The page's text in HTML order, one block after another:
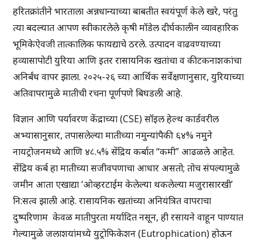
हरितक्रांतीने भारताला अन्नधान्याच्या बाबतीत स्वयंपूर्ण केले खरे, परंतु
त्या बदल्यात आपण स्वीकारलेले कृषी मॉडेल दीर्घकालीन व्यावहारिक
भूमिकेऐवजी तात्कालिक फायद्याचे ठरले. उत्पादन वाढवण्याच्या
हव्यासापोटी युरिया आणि इतर रासायनिक खतांचा व कीटकनाशकांचा
अनिर्बंध वापर झाला. २०२५-२६ च्या आर्थिक सर्वेक्षणानुसार, युरियाच्या
अतिवापरामुळे मातीची रचना पूर्णपणे बिघडली आहे.
विज्ञान आणि पर्यावरण केंद्राच्या (CSE) सॉइल हेल्थ कार्डवरील
अभ्यासानुसार, तपासलेल्या मातीच्या नमुन्यांपैकी ६४% नमुने
नायट्रोजनमध्ये आणि ४८.५% सेंद्रिय कर्बात “कमी” आढळले आहेत.
सेंद्रिय कर्ब हा मातीच्या सजीवपणाचा आधार असतो; तोच संपल्यामुळे
जमीन आता एखाद्या ‘ओव्हरटाईम केलेल्या थकलेल्या मजुरासारखी’
नि:सत्व झाली आहे. रासायनिक खतांच्या अनियंत्रित वापराचा
दुष्परिणाम केवळ मातीपुरता मर्यादित नसून, ही रसायने वाहून पाण्यात
गेल्यामुळे जलाशयांमध्ये युट्रोफिकेशन (Eutrophication) होऊन